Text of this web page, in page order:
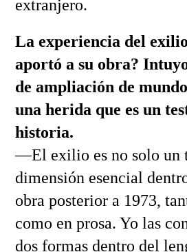
extranjero.
La experiencia del
aportó a su obra?
de ampliación de
una herida que es un
historia.
—El exilio es no solo un
dimensión esencial
obra posterior a 1973,
como en prosa. Yo las
dos formas dentro del